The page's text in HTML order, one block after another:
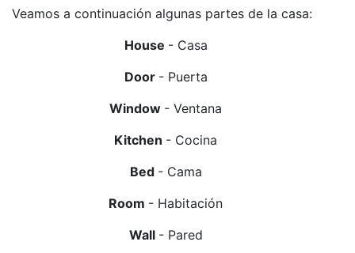
Veamos a continuación algunas partes de la casa:
House - Casa
Door - Puerta
Window - Ventana
Kitchen - Cocina
Bed - Cama
Room - Habitación
Wall - Pared